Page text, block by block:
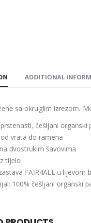
ADDITIONAL
sa okruglim izrezom.
češljani organski
vrata do ramena
dvostrukim šavovima
tijelo
FAIR4ALL u lijevom
100% češljani organski